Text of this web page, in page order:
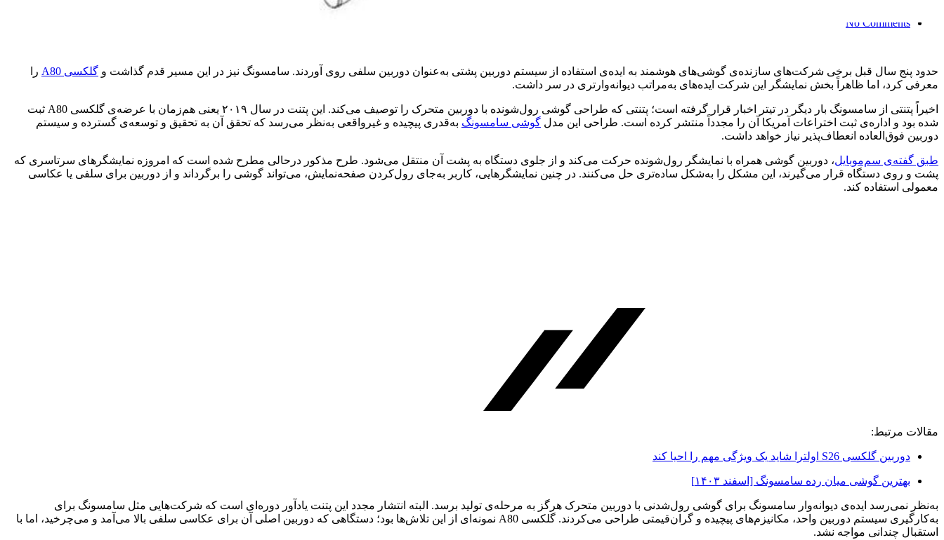
No Comments
حدود پنج سال قبل برخی شرکت‌های سازنده‌ی گوشی‌های هوشمند به ایده‌ی استفاده از سیستم دوربین پشتی به‌عنوان دوربین سلفی روی آوردند. سامسونگ نیز در این مسیر قدم گذاشت و گلکسی A80
را
معرفی کرد، اما ظاهراً بخش نمایشگر این شرکت ایده‌های به‌مراتب دیوانه‌وارتری در سر داشت.
اخیراً پتنتی از سامسونگ بار دیگر در تیتر اخبار قرار گرفته است؛ پتنتی که طراحی گوشی رول‌شونده با دوربین متحرک را توصیف می‌کند. این پتنت در سال ۲۰۱۹ یعنی هم‌زمان با عرضه‌ی گلکسی A80 ثبت
شده بود و اداره‌ی ثبت اختراعات آمریکا آن را مجدداً منتشر کرده است. طراحی این مدل گوشی سامسونگ به‌قدری پیچیده و غیرواقعی به‌نظر می‌رسد که تحقق آن به تحقیق و توسعه‌ی گسترده و سیستم
دوربین فوق‌العاده انعطاف‌پذیر نیاز خواهد داشت.
طبق گفته‌ی سم‌موبایل، دوربین گوشی همراه با نمایشگر رول‌شونده حرکت می‌کند و از جلوی دستگاه به پشت آن منتقل می‌شود. طرح مذکور درحالی مطرح شده است که امروزه نمایشگرهای سرتاسری که
پشت و روی دستگاه قرار می‌گیرند، این مشکل را به‌شکل ساده‌تری حل می‌کنند. در چنین نمایشگرهایی، کاربر به‌جای رول‌کردن صفحه‌نمایش، می‌تواند گوشی را برگرداند و از دوربین برای سلفی یا عکاسی
معمولی استفاده کند.
مقالات مرتبط:
دوربین گلکسی S26 اولترا شاید یک ویژگی مهم را احیا کند
بهترین گوشی میان رده سامسونگ [اسفند ۱۴۰۳]
به‌نظر نمی‌رسد ایده‌ی دیوانه‌وار سامسونگ برای گوشی رول‌شدنی با دوربین متحرک هرگز به مرحله‌ی تولید برسد. البته انتشار مجدد این پتنت یادآور دوره‌ای است که شرکت‌هایی مثل سامسونگ برای
به‌کارگیری سیستم دوربین واحد، مکانیزم‌های پیچیده و گران‌قیمتی طراحی می‌کردند. گلکسی A80 نمونه‌ای از این تلاش‌ها بود؛ دستگاهی که دوربین اصلی آن برای عکاسی سلفی بالا می‌آمد و می‌چرخید، اما با
استقبال چندانی مواجه نشد.